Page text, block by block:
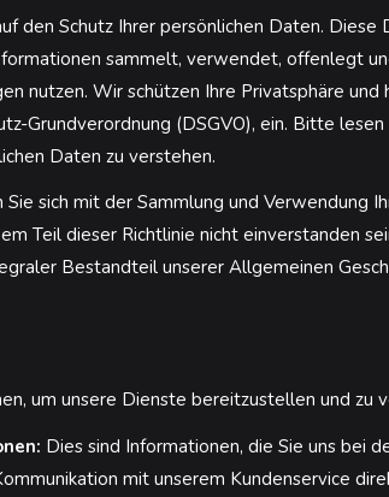
den Schutz Ihrer persönlichen Daten. Diese
sammelt, verwendet, offenlegt
nutzen. Wir schützen Ihre Privatsphäre
Grundverordnung (DSGVO), ein. Bitte
Daten zu verstehen.
sich mit der Sammlung und Verwendung
Teil dieser Richtlinie nicht einverstanden
Bestandteil unserer Allgemeinen
um unsere Dienste bereitzustellen und zu
Dies sind Informationen, die Sie uns bei
mit unserem Kundenservice